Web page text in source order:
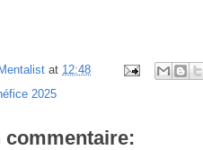
Mentalist at 12:48
2025
commentaire: